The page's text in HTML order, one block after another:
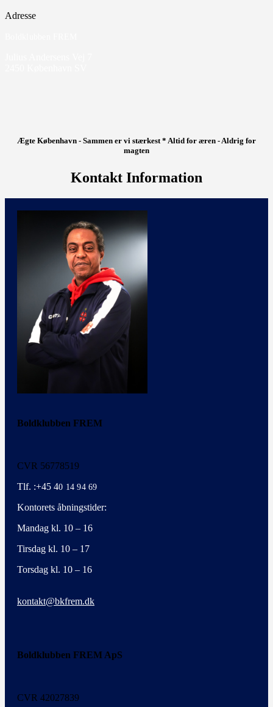
Adresse
Ægte København - Sammen er vi stærkest * Altid for æren - Aldrig for
magten
Kontakt Information
Boldklubben FREM
CVR 56778519
Tlf. :+45 40 14 94 69
Kontorets åbningstider:
Mandag kl. 10 – 16
Tirsdag kl. 10 – 17
Torsdag kl. 10 – 16
kontakt@bkfrem.dk
Boldklubben FREM ApS
CVR 42027839